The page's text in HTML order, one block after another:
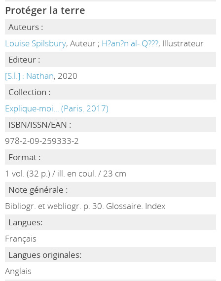
Protéger la terre
Auteurs :
Louise Spilsbury, Auteur ; H?an?n al- Q???, Illustrateur
Editeur :
[S.l.] : Nathan, 2020
Collection :
Explique-moi... (Paris. 2017)
ISBN/ISSN/EAN :
978-2-09-259333-2
Format :
1 vol. (32 p.) / ill. en coul. / 23 cm
Note générale :
Bibliogr. et webliogr. p. 30. Glossaire. Index
Langues:
Français
Langues originales:
Anglais